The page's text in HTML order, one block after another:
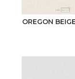
OREGON